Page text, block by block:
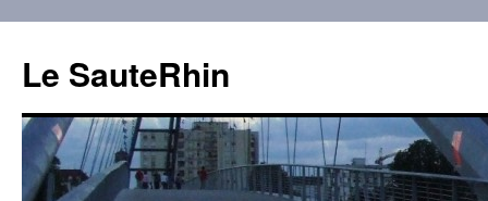
contenu
Le SauteRhin